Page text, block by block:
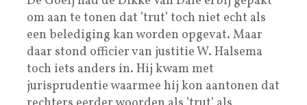
om aan te tonen dat ’trut’ toch niet echt als
een belediging kan worden opgevat. Maar
daar stond officier van justitie W. Halsema
toch iets anders in. Hij kwam met
jurisprudentie waarmee hij kon aantonen dat